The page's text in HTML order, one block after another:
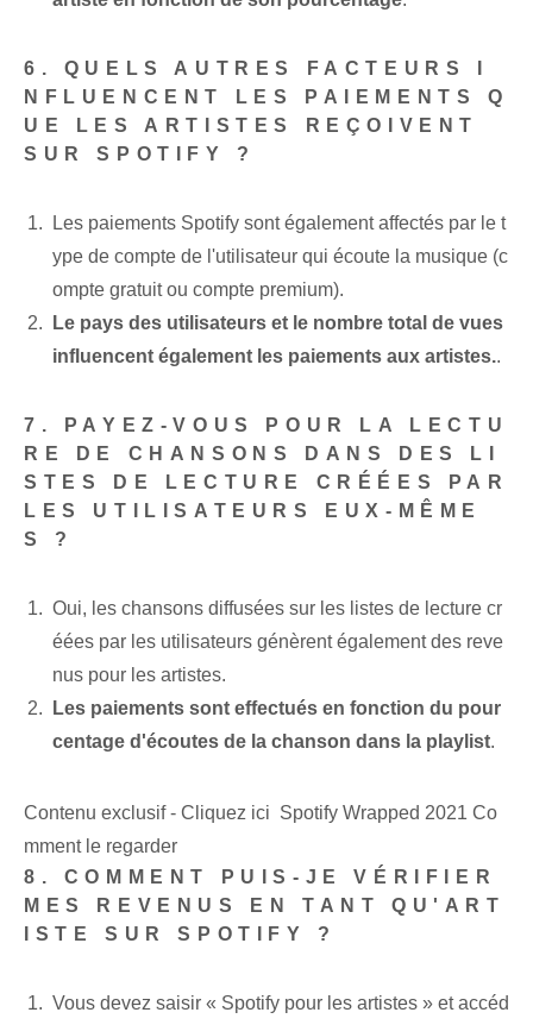
6. QUELS AUTRES FACTEURS I
NFLUENCENT LES PAIEMENTS Q
UE LES ARTISTES REÇOIVENT
SUR SPOTIFY ?
Les paiements Spotify sont également affectés par le t
ype de compte de l'utilisateur qui écoute la musique (c
ompte gratuit ou compte premium).
Le pays des utilisateurs et le nombre total de vues
influencent également les paiements aux artistes..
7. PAYEZ-VOUS POUR LA LECTU
RE DE CHANSONS DANS DES LI
STES DE LECTURE CRÉÉES PAR
LES UTILISATEURS EUX-MÊME
S ?
Oui, les chansons diffusées sur les listes de lecture cr
éées par les utilisateurs génèrent également des reve
nus pour les artistes.
Les paiements sont effectués en fonction du pour
centage d'écoutes de la chanson dans la playlist.
Contenu exclusif - Cliquez ici Spotify Wrapped 2021 Co
mment le regarder
8. COMMENT PUIS-JE VÉRIFIER
MES REVENUS EN TANT QU'ART
ISTE SUR SPOTIFY ?
Vous devez saisir « Spotify pour les artistes » et accéd